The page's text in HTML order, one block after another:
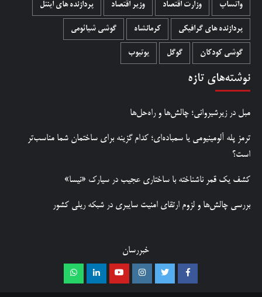
واتساپ وزارت اقتصاد وزیر اقتصاد پردازنده های اینتل
پردازنده های گرافیکی کرمانشاه گوشی شیائومی
گوشی کودکان گوگل یوتیوب
نوشته‌های تازه
مبل در زیرشیروانی؛ چالش‌ها و راه‌حل‌ها
ترمز پله آلومینیومی یا سمباده‌ای؛ کدام گزینه برای ساختمان شما مناسب‌تر
است؟
کشف یک قمر ناشناخته با ساختاری عجیب در سیارک «نیسا»
بررسی چالش‌ها و لزوم ارتقای امنیت سایبری در شبکه ریلی کشور
خبررسان